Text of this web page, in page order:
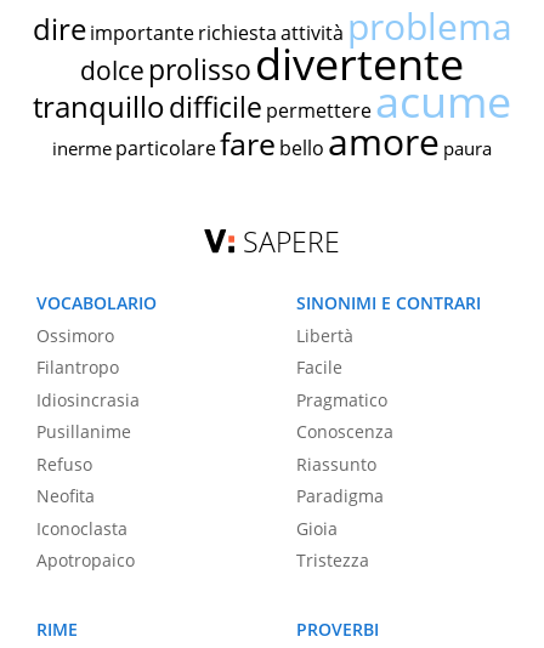
dire importante richiestaattività problema
dolce prolissodivertente
tranquillodifficile permettereacume
inerme particolarefare bello amore paura
SAPERE
VOCABOLARIO
Ossimoro
Filantropo
Idiosincrasia
Pusillanime
Refuso
Neofita
Iconoclasta
Apotropaico
SINONIMI E CONTRARI
Libertà
Facile
Pragmatico
Conoscenza
Riassunto
Paradigma
Gioia
Tristezza
RIME
PROVERBI